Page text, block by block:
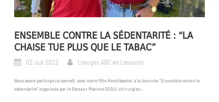
ENSEMBLE CONTRE LA SÉDENTARITÉ : “LA
CHAISE TUE PLUS QUE LE TABAC”
02 Juil 2022 Limoges ABC en Limousin
Nous avons participé ce samedi, avec notre Pôle Handibasket, à la Journée “Ensemble contre la
sédentarité” organisée par le Docteur Maxime SODJI, chirurgien...